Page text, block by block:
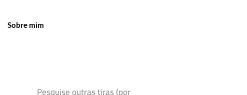
Sobre mim